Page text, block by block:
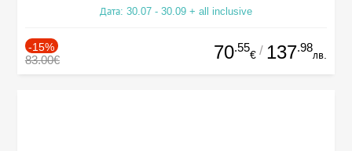
Дата: 30.07 - 30.09 + all inclusive
-15%
83.00€ 70.55
€ / 137.98
лв.